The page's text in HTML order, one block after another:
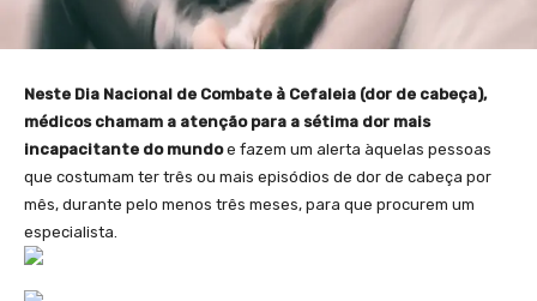
Neste Dia Nacional de Combate à Cefaleia (dor de cabeça),
médicos chamam a atenção para a sétima dor mais
incapacitante do mundoe fazem um alerta àquelas pessoas
que costumam ter três ou mais episódios de dor de cabeça por
mês, durante pelo menos três meses, para que procurem um
especialista.